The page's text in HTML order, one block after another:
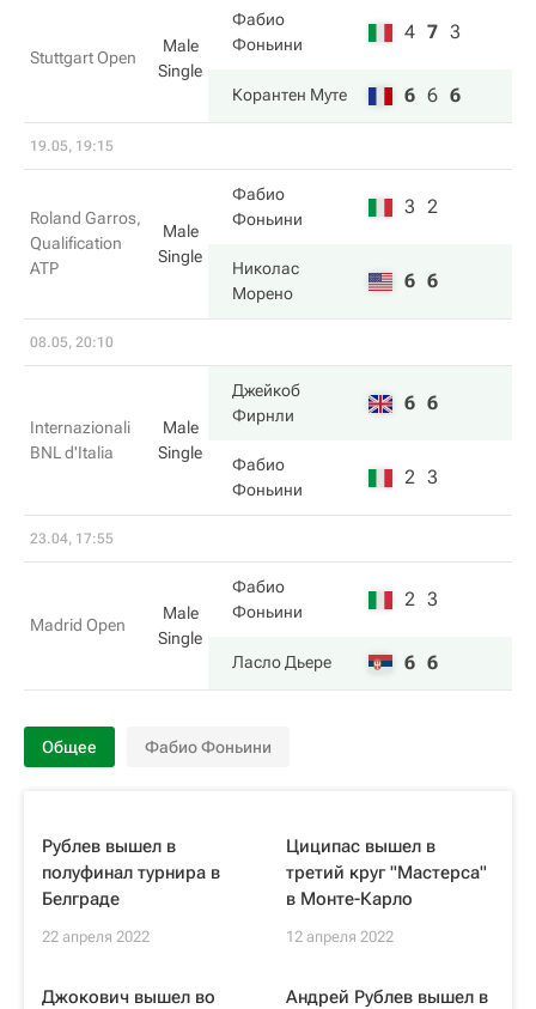
Stuttgart Open
Male
Single
Фабио
Фоньини
4 7 3
Корантен Муте 6 6 6
19.05, 19:15
Roland Garros,
Qualification
ATP
Male
Single
Фабио
Фоньини
3 2
Николас
Морено
6 6
08.05, 20:10
Internazionali
BNL d'Italia
Male
Single
Джейкоб
Фирнли
6 6
Фабио
Фоньини
2 3
23.04, 17:55
Madrid Open
Male
Single
Фабио
Фоньини
2 3
Ласло Дьере 6 6
Общее Фабио Фоньини
Рублев вышел в
полуфинал турнира в
Белграде
22 апреля 2022
Циципас вышел в
третий круг "Мастерса"
в Монте-Карло
12 апреля 2022
Джокович вышел во
Андрей Рублев вышел в